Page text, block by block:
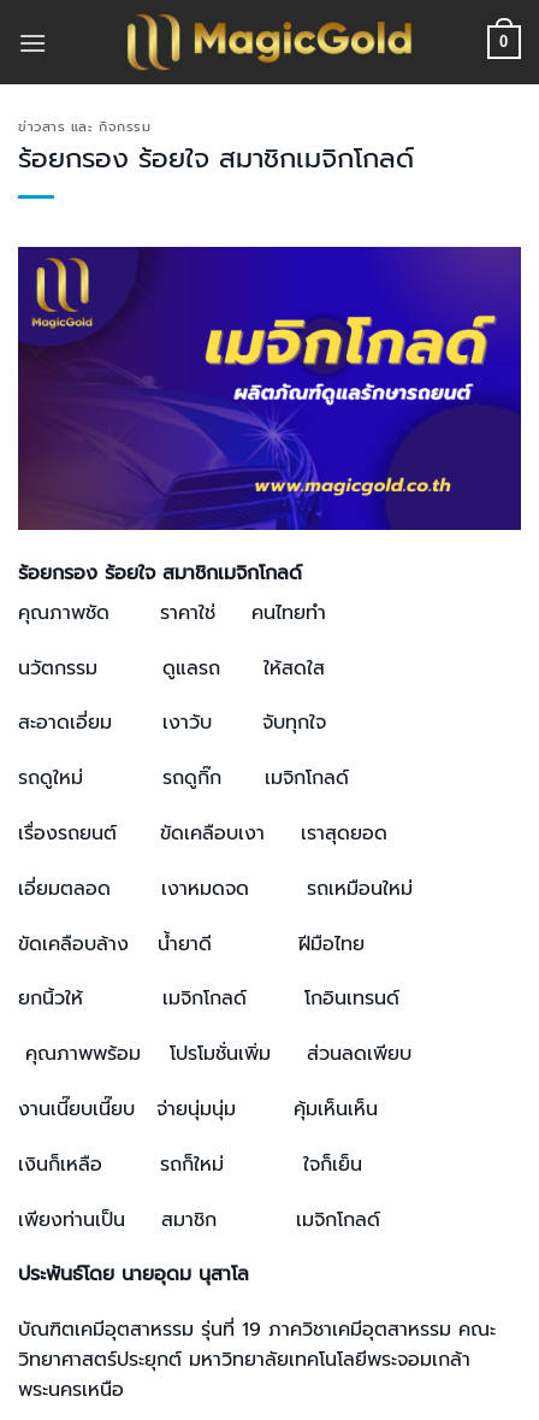
0
ข่าวสาร และ กิจกรรม
ร้อยกรอง ร้อยใจ สมาชิกเมจิกโกลด์
ร้อยกรอง ร้อยใจ สมาชิกเมจิกโกลด์
คุณภาพชัด ราคาใช่ คนไทยทำ
นวัตกรรม ดูแลรถ ให้สดใส
สะอาดเอี่ยม เงาวับ จับทุกใจ
รถดูใหม่ รถดูกิ๊ก เมจิกโกลด์
เรื่องรถยนต์ ขัดเคลือบเงา เราสุดยอด
เอี่ยมตลอด เงาหมดจด รถเหมือนใหม่
ขัดเคลือบล้าง น้ำยาดี ฝีมือไทย
ยกนิ้วให้ เมจิกโกลด์ โกอินเทรนด์
คุณภาพพร้อม โปรโมชั่นเพิ่ม ส่วนลดเพียบ
งานเนี๊ยบเนี๊ยบ จ่ายนุ่มนุ่ม คุ้มเห็นเห็น
เงินก็เหลือ รถก็ใหม่ ใจก็เย็น
เพียงท่านเป็น สมาชิก เมจิกโกลด์
ประพันธ์โดย นายอุดม นุสาโล
บัณฑิตเคมีอุตสาหรรม รุ่นที่ 19 ภาควิชาเคมีอุตสาหรรม คณะ
วิทยาศาสตร์ประยุกต์ มหาวิทยาลัยเทคโนโลยีพระจอมเกล้า
พระนครเหนือ